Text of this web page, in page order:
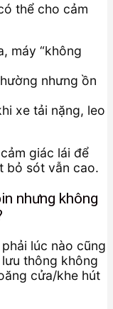
thể cho cảm
máy “không
nhưng ồn
xe tải nặng, leo
giác lái để
bỏ sót vẫn cao.
nhưng không
lúc nào cũng
thông không
cửa/khe hút